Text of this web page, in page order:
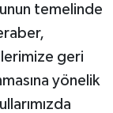
temelinde
geri
yönelik